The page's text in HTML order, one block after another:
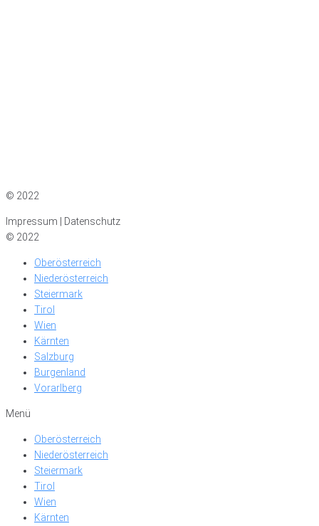
© 2022
Impressum | Datenschutz
© 2022
Oberösterreich
Niederösterreich
Steiermark
Tirol
Wien
Kärnten
Salzburg
Burgenland
Vorarlberg
Menü
Oberösterreich
Niederösterreich
Steiermark
Tirol
Wien
Kärnten